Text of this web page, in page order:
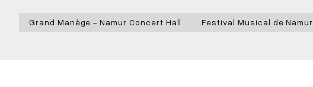
Grand Manège - Namur Concert Hall Festival Musical de Namur